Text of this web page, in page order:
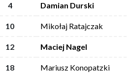
4 Damian Durski
10 Mikołaj Ratajczak
12 Maciej Nagel
18 Mariusz Konopatzki
4 Damian Durski
10 Mikołaj Ratajczak
12 Maciej Nagel
18 Mariusz Konopatzki